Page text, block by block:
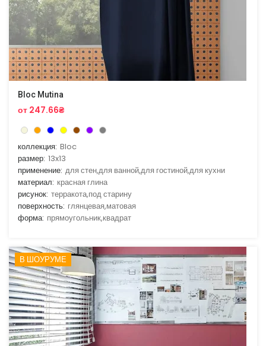
Bloc Mutina
от 247.66₴
коллекция: Bloc
размер: 13x13
применение: для стен,для ванной,для гостиной,для кухни
материал: красная глина
рисунок: терракота,под старину
поверхность: глянцевая,матовая
форма: прямоугольник,квадрат
В ШОУРУМЕ